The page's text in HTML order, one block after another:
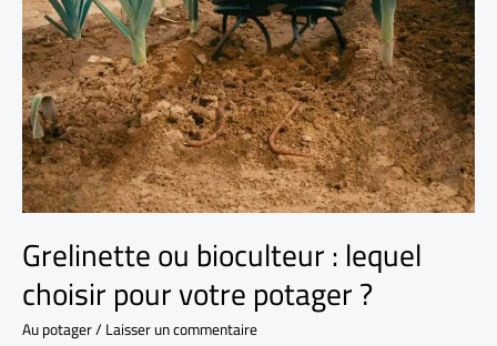
Grelinette ou bioculteur : lequel
choisir pour votre potager ?
Au potager/Laisser un commentaire